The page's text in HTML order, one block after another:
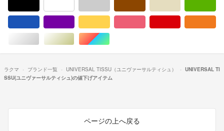
シルバー/銀色系ゴールド/金色系マルチカラー
ラクマ ブランド一覧 UNIVERSAL TISSU（ユニヴァーサルティシュ）
UNIVERSAL TI
SSU(ユニヴァーサルティシュ)の値下げアイテム
ページの上へ戻る